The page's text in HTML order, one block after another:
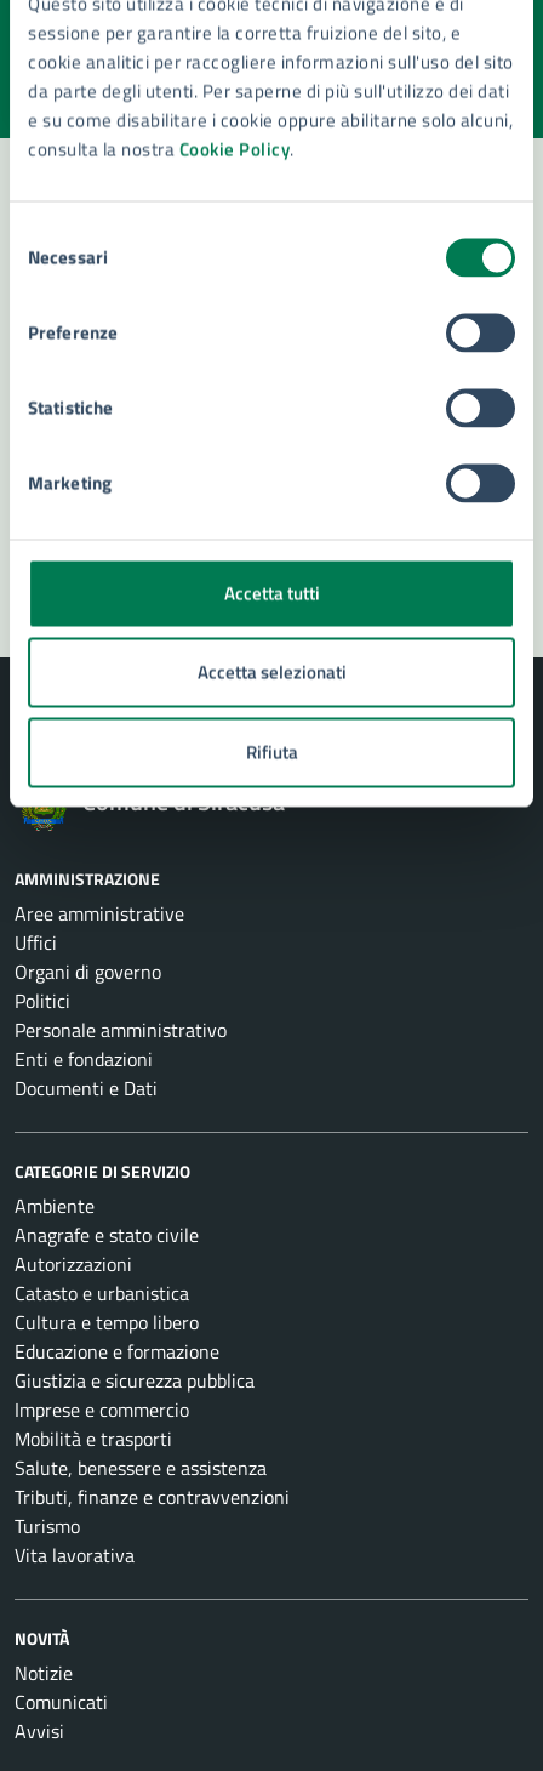
sessione per garantire la corretta fruizione del sito, e
cookie analitici per raccogliere informazioni sull'uso del sito
da parte degli utenti. Per saperne di più sull'utilizzo dei dati
e su come disabilitare i cookie oppure abilitarne solo alcuni,
consulta la nostraCookie Policy.
delNecessari
Preferenze
Statistiche
Marketing
Accetta tutti
Accetta selezionati
Rifiuta
pagina?
Valuta la chiarezza delle informazioni (da 1 a 5 stelle)
Seleziona il numero di stelle per valutare la chiarezza delle
Valuta 5 stelle su 5
Valuta 4 stelle su 5
Valuta 3 stelle su 5
Valuta 2 stelle su 5
Valuta 1 stelle su 5
Contatta il comune
Richiedi assistenza
Problemi in città
Segnala disservizio
Comune di Siracusa
AMMINISTRAZIONE
Aree amministrative
Uffici
Organi di governo
Politici
Personale amministrativo
Enti e fondazioni
Documenti e Dati
CATEGORIE DI SERVIZIO
Ambiente
Anagrafe e stato civile
Autorizzazioni
Catasto e urbanistica
Cultura e tempo libero
Educazione e formazione
Giustizia e sicurezza pubblica
Imprese e commercio
Mobilità e trasporti
Salute, benessere e assistenza
Tributi, finanze e contravvenzioni
Turismo
Vita lavorativa
NOVITÀ
Notizie
Comunicati
Avvisi